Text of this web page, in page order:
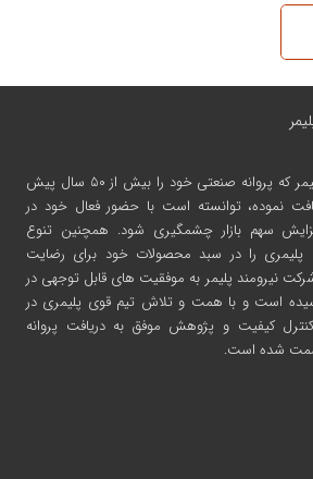
که پروانه صنعتی خود را بیش از ۵۰ سال پیش
نموده، توانسته است با حضور فعال خود در
سهم بازار چشمگیری شود. همچنین تنوع
پلیمری را در سبد محصولات خود برای رضایت
نیرومند پلیمر به موفقیت های قابل توجهی در
است و با همت و تلاش تیم قوی پلیمری در
کیفیت و پژوهش موفق به دریافت پروانه
صمت شده است.